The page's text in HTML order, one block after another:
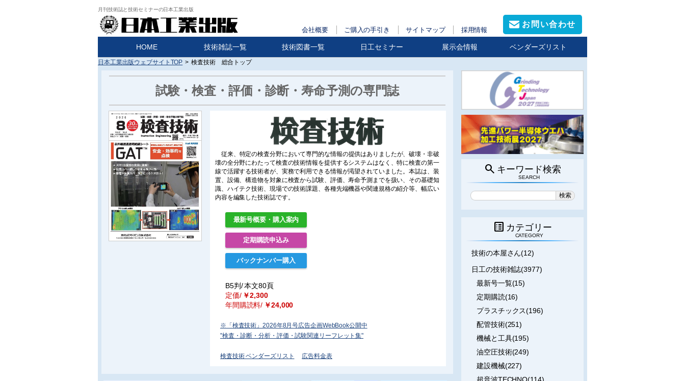
月刊技術誌と技術セミナーの日本工業出版
会社概要 ご購入の手引き サイトマップ 採用情報
お問い合わせ
HOME 技術雑誌一覧 技術図書一覧 日工セミナー 展示会情報 ベンダーズリスト
日本工業出版ウェブサイトTOP > 検査技術 総合トップ
試験・検査・評価・診断・寿命予測の専門誌
従来、特定の検査分野において専門的な情報の提供はありましたが、破壊・非破
壊の全分野にわたって検査の技術情報を提供するシステムはなく、特に検査の第一
線で活躍する技術者が、実務で利用できる情報が渇望されていました。本誌は、装
置、設備、構造物を対象に検査から試験、評価、寿命予測までを扱い、その基礎知
識、ハイテク技術、現場での技術課題、各種先端機器や関連規格の紹介等、幅広い
内容を編集した技術誌です。
最新号概要・購入案内
定期購読申込み
バックナンバー購入
B5判/本文80頁
定価/ ￥2,300
年間購読料/ ￥24,000
※「検査技術」2026年8月号広告企画WebBook公開中
"検査・診断・分析・評価・試験関連リーフレット集"
検査技術 ベンダーズリスト 広告料金表
search キーワード検索
SEARCH
list_alt カテゴリー
CATEGORY
技術の本屋さん(12)
日工の技術雑誌(3977)
最新号一覧(15)
定期購読(16)
プラスチックス(196)
配管技術(251)
機械と工具(195)
油空圧技術(249)
建設機械(227)
超音波TECHNO(114)